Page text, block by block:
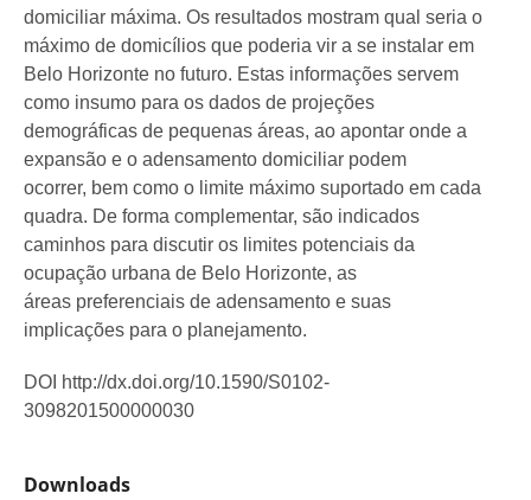
domiciliar máxima. Os resultados mostram qual seria o
máximo de domicílios que poderia vir a se instalar em
Belo Horizonte no futuro. Estas informações servem
como insumo para os dados de projeções
demográficas de pequenas áreas, ao apontar onde a
expansão e o adensamento domiciliar podem
ocorrer, bem como o limite máximo suportado em cada
quadra. De forma complementar, são indicados
caminhos para discutir os limites potenciais da
ocupação urbana de Belo Horizonte, as
áreas preferenciais de adensamento e suas
implicações para o planejamento.
DOI http://dx.doi.org/10.1590/S0102-
3098201500000030
Downloads